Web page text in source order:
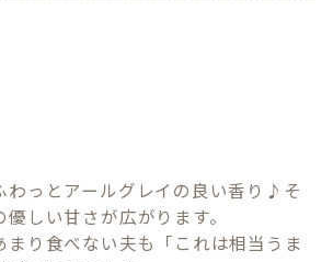
わっとアールグレイの良い香り♪そ
しい甘さが広がります。
まり食べない夫も「これは相当うま